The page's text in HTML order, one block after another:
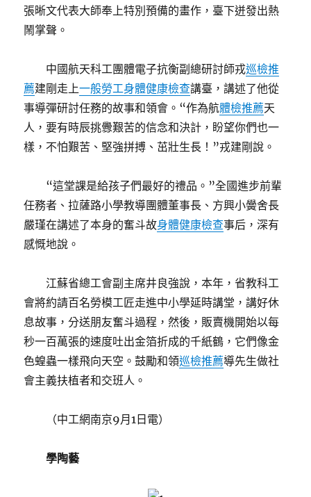
張晰文代表大師奉上特別預備的畫作，臺下迸發出熱
鬧掌聲。
中國航天科工團體電子抗衡副總研討師戎巡檢推
薦建剛走上一般勞工身體健康檢查講臺，講述了他從
事導彈研討任務的故事和領會。“作為航體檢推薦天
人，要有時辰挑釁艱苦的信念和決計，盼望你們也一
樣，不怕艱苦、堅強拼搏、茁壯生長！”戎建剛說。
“這堂課是給孩子們最好的禮品。”全國進步前輩
任務者、拉薩路小學教導團體董事長、方興小黌舍長
嚴瑾在講述了本身的奮斗故身體健康檢查事后，深有
感慨地說。
江蘇省總工會副主席井良強說，本年，省教科工
會將約請百名勞模工匠走進中小學延時講堂，講好休
息故事，分送朋友奮斗過程，然後，販賣機開始以每
秒一百萬張的速度吐出金箔折成的千紙鶴，它們像金
色蝗蟲一樣飛向天空。鼓勵和領巡檢推薦導先生做社
會主義扶植者和交班人。
（中工網南京9月1日電）
學陶藝